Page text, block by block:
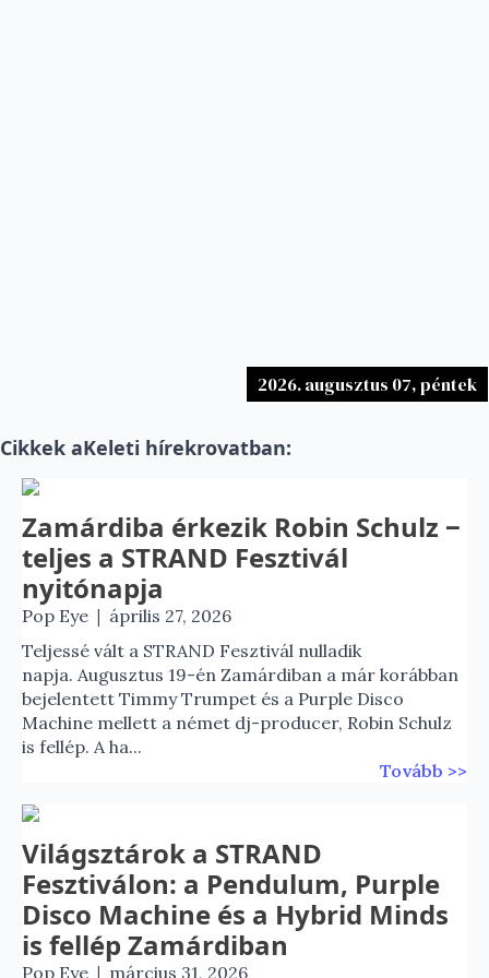
2026. augusztus 07, péntek
Cikkek aKeleti hírekrovatban:
Zamárdiba érkezik Robin Schulz ‒
teljes a STRAND Fesztivál
nyitónapja
Pop Eye | április 27, 2026
Teljessé vált a STRAND Fesztivál nulladik
napja. Augusztus 19-én Zamárdiban a már korábban
bejelentett Timmy Trumpet és a Purple Disco
Machine mellett a német dj-producer, Robin Schulz
is fellép. A ha...
Tovább >>
Világsztárok a STRAND
Fesztiválon: a Pendulum, Purple
Disco Machine és a Hybrid Minds
is fellép Zamárdiban
Pop Eye | március 31, 2026